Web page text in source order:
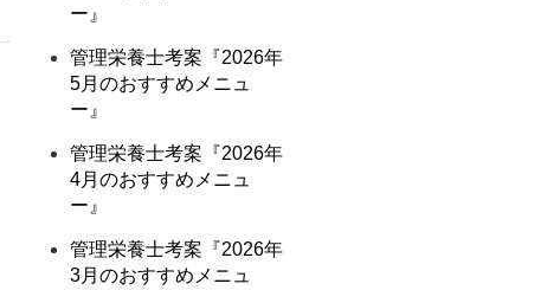
ー』
管理栄養士考案『2026年
5月のおすすめメニュ
ー』
管理栄養士考案『2026年
4月のおすすめメニュ
ー』
管理栄養士考案『2026年
3月のおすすめメニュ